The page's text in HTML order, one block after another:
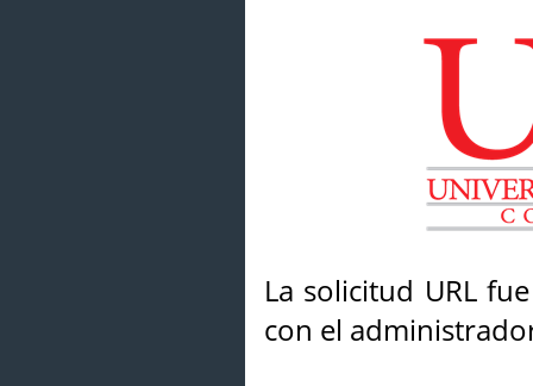
La solicitud URL
con el